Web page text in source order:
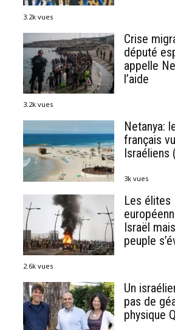
3.2k vues
Crise
député
appelle
l’aide
3.2k vues
Netanya:
français
Israéliens
3k vues
Les élites
Israël
peuple
2.6k vues
Un
pas de
physique